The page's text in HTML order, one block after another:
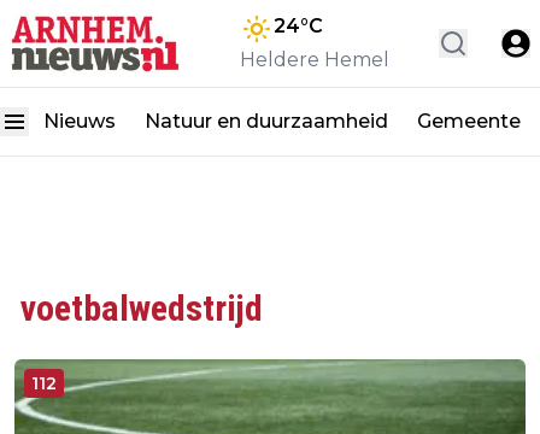
24°C
Heldere Hemel
Nieuws Natuur en duurzaamheid Gemeente
voetbalwedstrijd
112